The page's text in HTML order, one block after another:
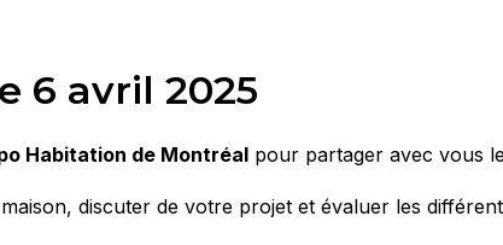
6 avril 2025
Habitation de Montréal pour partager avec vous
discuter de votre projet et évaluer les